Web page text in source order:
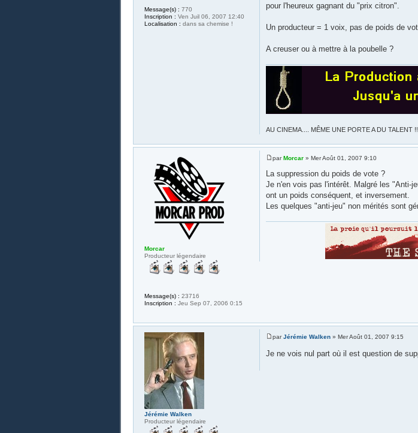
pour l'heureux gagnant du "prix citron".
Un producteur = 1 voix, pas de poids de
A creuser ou à mettre à la poubelle ?
AU CINEMA.... MÊME UNE PORTE A DU TALENT
Message(s) : 770
Inscription : Ven Juil 06, 2007 12:40
Localisation : dans sa chemise !
parMorcar» Mer Août 01, 2007 9:10
La suppression du poids de vote ?
Je n'en vois pas l'intérêt. Malgré les "Anti-
ont un poids conséquent, et inversement.
Les quelques "anti-jeu" non mérités sont
Morcar
Producteur légendaire
Message(s) : 23716
Inscription : Jeu Sep 07, 2006 0:15
parJérémie Walken» Mer Août 01, 2007 9:15
Je ne vois nul part où il est question de
Jérémie Walken
Producteur légendaire